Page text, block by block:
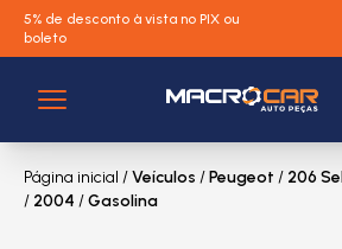
5% de desconto à vista no PIX ou
boleto
Página inicial /Veículos /Peugeot / 206
/ 2004 /Gasolina